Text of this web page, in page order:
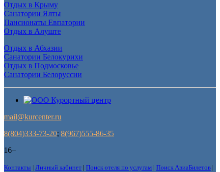
Отдых в Крыму
Санатории Ялты
Пансионаты Евпатории
Отдых в Алуште
Отдых в Абхазии
Санатории Белокурихи
Отдых в Подмосковье
Санатории Белоруссии
mail@kurcenter.ru
8(804)333-73-20; 8(967)555-86-35
16+
Контакты | Личный кабинет | Поиск отеля по услугам | Поиск АвиаБилетов |